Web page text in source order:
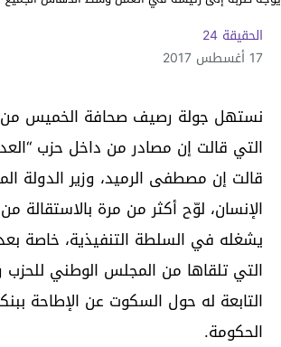
الحقيقة 24
17 أغسطس 2017
نستهل جولة رصيف صحافة الخميس من
التي قالت إن مصادر من داخل حزب
قالت إن مصطفى الرميد، وزير الدولة
الإنسان، لوّح أكثر من مرة بالاستقالة
يشغله في السلطة التنفيذية، خاصة بعد
التي تلقاها من المجلس الوطني للحزب
التابعة له حول السكوت عن الإطاحة
الحكومة.